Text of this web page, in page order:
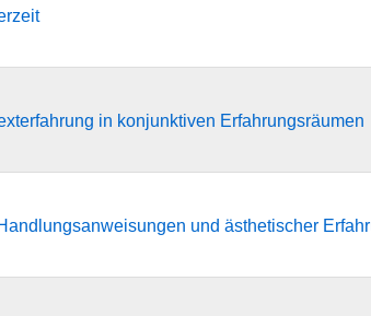
in konjunktiven Erfahrungsräumen
und ästhetischer